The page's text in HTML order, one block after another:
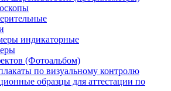
индикаторные
(Фотоальбом)
по визуальному контролю
образцы для аттестации по